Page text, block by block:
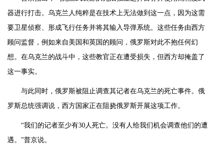
器进行打击。乌克兰人纯粹是在技术上无法做到这一点，因为这需
要卫星侦察、形成飞行任务并将其输入导弹系统。这些任务由西方
顾问监督，例如来自美国和英国的顾问，俄罗斯对此不抱任何幻
想。在乌克兰的战斗中，这些教官正在遭受损失，但西方却掩盖了
这一事实。
与此同时，俄罗斯被阻止调查其记者在乌克兰的死亡事件。俄
罗斯总统强调说，西方国家正在阻挠俄罗斯开展这项工作。
“我们的记者至少有30人死亡。没有人给我们机会调查他们的遭
遇。”普京说。